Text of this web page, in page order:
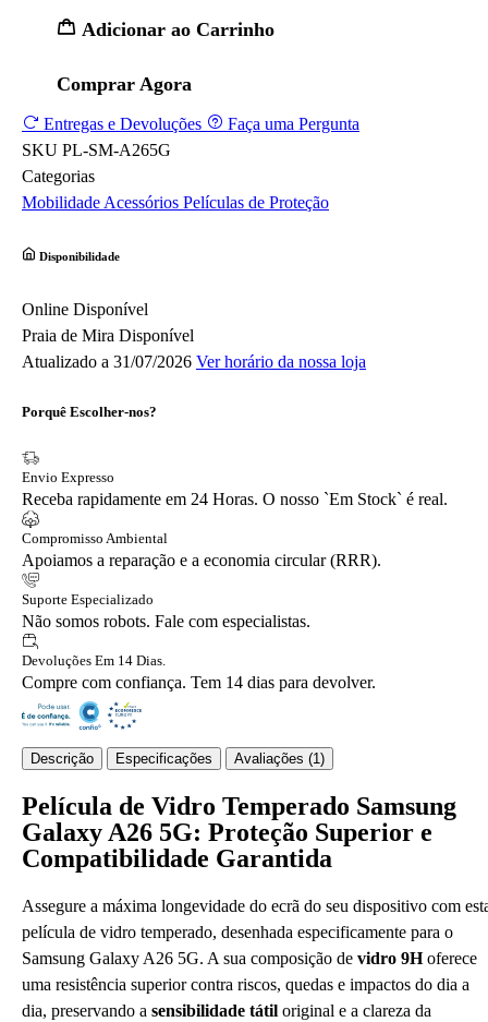
Adicionar ao Carrinho
Comprar Agora
Entregas e Devoluções
Faça uma Pergunta
SKU PL-SM-A265G
Categorias
Mobilidade Acessórios Películas de Proteção
Disponibilidade
Online Disponível
Praia de Mira Disponível
Atualizado a 31/07/2026 Ver horário da nossa loja
Porquê Escolher-nos?
Envio Expresso
Receba rapidamente em 24 Horas. O nosso `Em Stock` é real.
Compromisso Ambiental
Apoiamos a reparação e a economia circular (RRR).
Suporte Especializado
Não somos robots. Fale com especialistas.
Devoluções Em 14 Dias.
Compre com confiança. Tem 14 dias para devolver.
Descrição Especificações Avaliações (1)
Película de Vidro Temperado Samsung
Galaxy A26 5G: Proteção Superior e
Compatibilidade Garantida
Assegure a máxima longevidade do ecrã do seu dispositivo com
película de vidro temperado, desenhada especificamente para o
Samsung Galaxy A26 5G. A sua composição de vidro 9Hoferece
uma resistência superior contra riscos, quedas e impactos do dia a
dia, preservando a sensibilidade tátil original e a clareza da